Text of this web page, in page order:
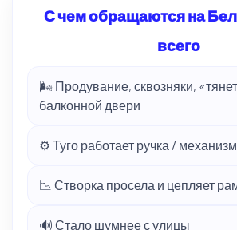
С чем обращаются на
всего
🌬️ Продувание, сквозняки,
балконной двери
⚙️ Туго работает ручка /
📉 Створка просела и цепляет
🔊 Стало шумнее с улицы